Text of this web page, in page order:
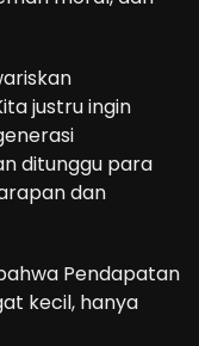
justru ingin
ditunggu para
dan
Pendapatan
kecil, hanya